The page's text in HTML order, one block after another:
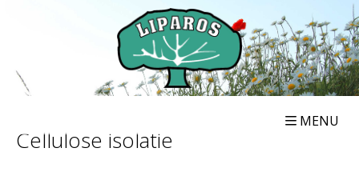
MENU
Cellulose isolatie